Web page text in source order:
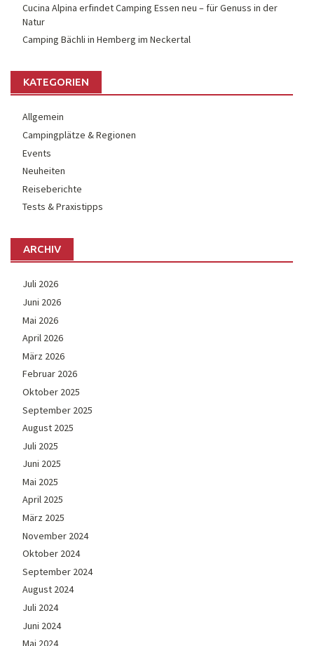
Cucina Alpina erfindet Camping Essen neu – für Genuss in der
Natur
Camping Bächli in Hemberg im Neckertal
KATEGORIEN
Allgemein
Campingplätze & Regionen
Events
Neuheiten
Reiseberichte
Tests & Praxistipps
ARCHIV
Juli 2026
Juni 2026
Mai 2026
April 2026
März 2026
Februar 2026
Oktober 2025
September 2025
August 2025
Juli 2025
Juni 2025
Mai 2025
April 2025
März 2025
November 2024
Oktober 2024
September 2024
August 2024
Juli 2024
Juni 2024
Mai 2024